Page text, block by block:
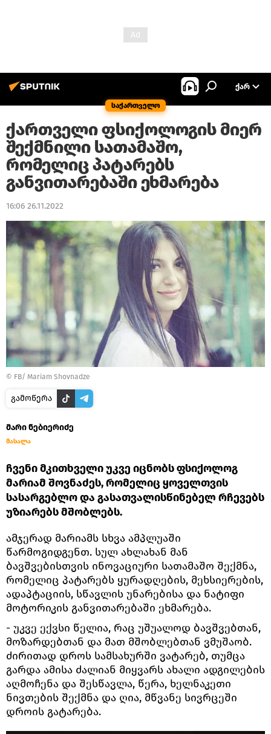
საქართველო
ᲥᲐᲠ
ქართველი ფსიქოლოგის მიერ
შექმნილი სათამაშო,
რომელიც პატარებს
განვითარებაში ეხმარება
16:06 26.11.2022
© FB/ Mariam Shovnadze
გამოწერა
მარი ნებიერიძე
მასალა
ჩვენი მკითხველი უკვე იცნობს ფსიქოლოგ
მარიამ შოვნაძეს, რომელიც ყოველთვის
სასარგებლო და გასათვალისწინებელ რჩევებს
უზიარებს მშობლებს.
ამჯერად მარიამს სხვა ამპლუაში
წარმოგიდგენთ. სულ ახლახან მან
ბავშვებისთვის ინოვაციური სათამაშო შექმნა,
რომელიც პატარებს ყურადღების, მეხსიერების,
ადაპტაციის, სწავლის უნარებისა და ნატიფი
მოტორიკის განვითარებაში ეხმარება.
- უკვე ექვსი წელია, რაც უშუალოდ ბავშვებთან,
მოზარდებთან და მათ მშობლებთან ვმუშაობ.
ძირითად დროს სამსახურში ვატარებ, თუმცა
გარდა ამისა ძალიან მიყვარს ახალი ადგილების
აღმოჩენა და შესწავლა, წერა, ხელნაკეთი
ნივთების შექმნა და ღია, მწვანე სივრცეში
დროის გატარება.